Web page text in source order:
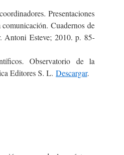
Presentaciones
Cuadernos de
Antoni Esteve; 2010. p. 85-
Observatorio de la
Editores S. L. Descargar.